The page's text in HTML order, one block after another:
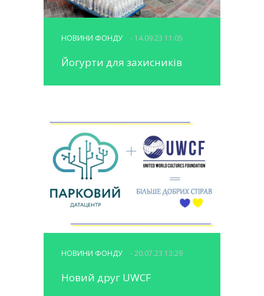
НОВИНИ ФОНДУ - 14.09.23 11:05
Йогурти для захисників
НОВИНИ ФОНДУ - 20.07.23 13:29
Новий друг UWCF